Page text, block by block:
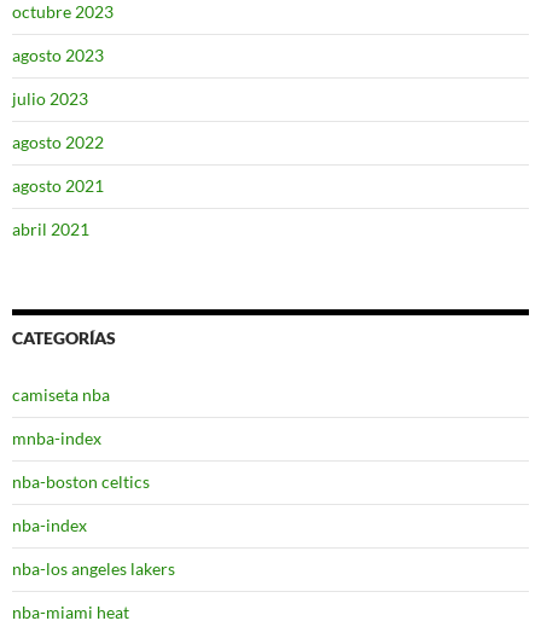
octubre 2023
agosto 2023
julio 2023
agosto 2022
agosto 2021
abril 2021
CATEGORÍAS
camiseta nba
mnba-index
nba-boston celtics
nba-index
nba-los angeles lakers
nba-miami heat